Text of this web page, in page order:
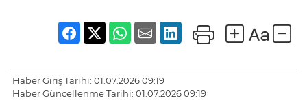
Haber Giriş Tarihi: 01.07.2026 09:19
Haber Güncellenme Tarihi: 01.07.2026 09:19